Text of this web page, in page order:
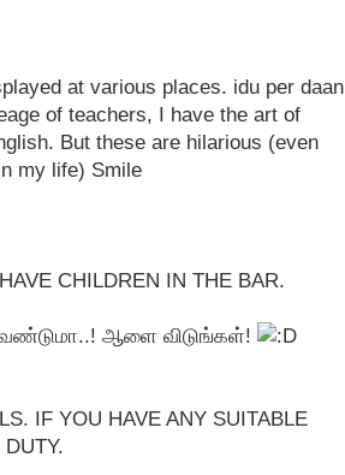
at various places. idu per daan
of teachers, I have the art of
But these are hilarious (even
my life) Smile
CHILDREN IN THE BAR.
ஆளை விடுங்கள்!
IF YOU HAVE ANY SUITABLE